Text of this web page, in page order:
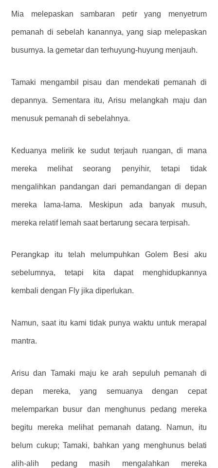
Mia melepaskan sambaran petir yang menyetrum
pemanah di sebelah kanannya, yang siap melepaskan
busurnya. Ia gemetar dan terhuyung-huyung menjauh.
Tamaki mengambil pisau dan mendekati pemanah di
depannya. Sementara itu, Arisu melangkah maju dan
menusuk pemanah di sebelahnya.
Keduanya melirik ke sudut terjauh ruangan, di mana
mereka melihat seorang penyihir, tetapi tidak
mengalihkan pandangan dari pemandangan di depan
mereka lama-lama. Meskipun ada banyak musuh,
mereka relatif lemah saat bertarung secara terpisah.
Perangkap itu telah melumpuhkan Golem Besi aku
sebelumnya, tetapi kita dapat menghidupkannya
kembali dengan Fly jika diperlukan.
Namun, saat itu kami tidak punya waktu untuk merapal
mantra.
Arisu dan Tamaki maju ke arah sepuluh pemanah di
depan mereka, yang semuanya dengan cepat
melemparkan busur dan menghunus pedang mereka
begitu mereka melihat pemanah datang. Namun, itu
belum cukup; Tamaki, bahkan yang menghunus belati
alih-alih pedang masih mengalahkan mereka